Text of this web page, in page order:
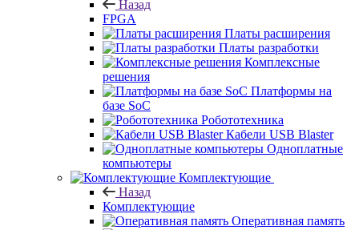
Назад
FPGA
Платы расширения
Платы разработки
Комплексные
решения
Платформы на
базе SoC
Робототехника
Кабели USB Blaster
Одноплатные
компьютеры
Комплектующие
Назад
Комплектующие
Оперативная память